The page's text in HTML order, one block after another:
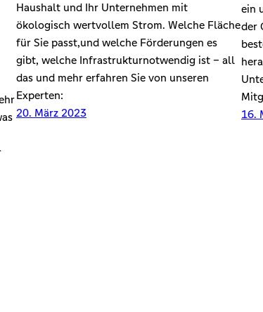
Haushalt und Ihr Unternehmen mit
ökologisch wertvollem Strom. Welche Fläche
für Sie passt,und welche Förderungen es
gibt, welche Infrastrukturnotwendig ist – all
das und mehr erfahren Sie von unseren
Experten:
20. März 2023
ein
der
16.